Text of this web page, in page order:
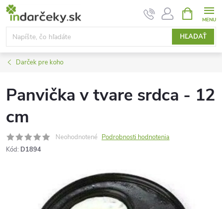
Prejsť
obsah
HĽADAŤ
KOŠÍK
Darček pre koho
Panvička v tvare srdca - 12
cm
Neohodnotené Podrobnosti hodnotenia
Kód: D1894